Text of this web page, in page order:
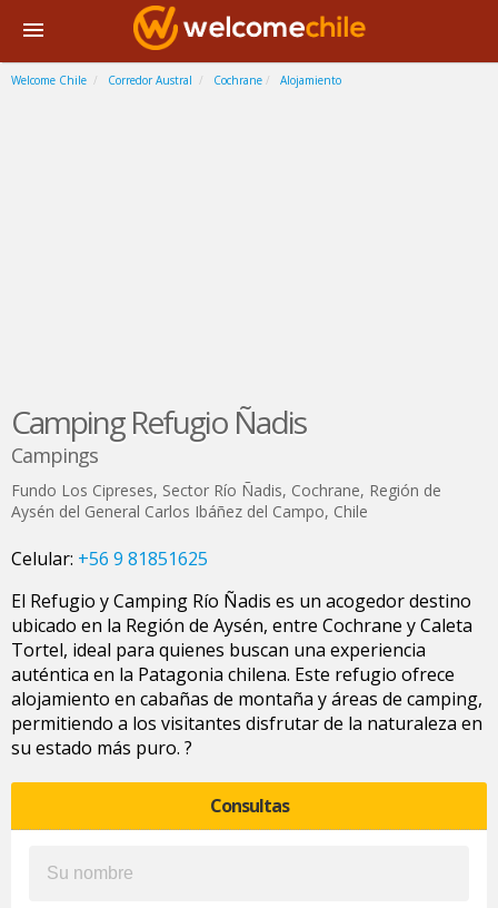
Welcome Chile Corredor Austral Cochrane Alojamiento
Camping Refugio Ñadis
Campings
Fundo Los Cipreses, Sector Río Ñadis, Cochrane, Región de
Aysén del General Carlos Ibáñez del Campo, Chile
Celular: +56 9 81851625
El Refugio y Camping Río Ñadis es un acogedor destino
ubicado en la Región de Aysén, entre Cochrane y Caleta
Tortel, ideal para quienes buscan una experiencia
auténtica en la Patagonia chilena. Este refugio ofrece
alojamiento en cabañas de montaña y áreas de camping,
permitiendo a los visitantes disfrutar de la naturaleza en
su estado más puro. ?
Consultas